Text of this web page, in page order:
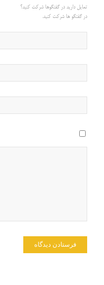
تمایل دارید در گفتگوها شرکت کنید؟
در گفتگو ها شرکت کنید.